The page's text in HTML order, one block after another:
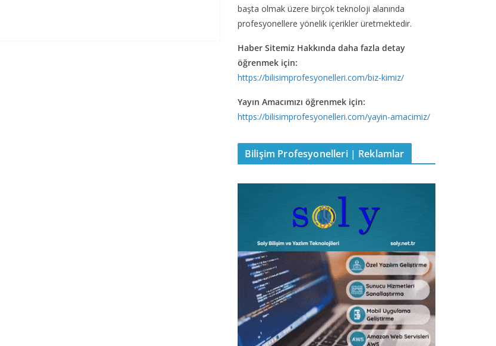
başta olmak üzere birçok teknoloji alanında
profesyonellere yönelik içerikler üretmektedir.
Haber Sitemiz Hakkında daha fazla detay
öğrenmek için:
https://bilisimprofesyonelleri.com/biz-kimiz/
Yayın Amacımızı öğrenmek için:
https://bilisimprofesyonelleri.com/yayin-amacimiz/
Bilişim Profesyonelleri | Reklamlar